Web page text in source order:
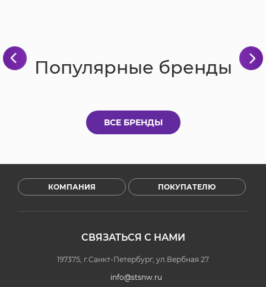
Популярные бренды
ВСЕ БРЕНДЫ
КОМПАНИЯ ПОКУПАТЕЛЮ
СВЯЗАТЬСЯ С НАМИ
197375, г.Санкт-Петербург, ул.Вербная 27
info@stsnw.ru